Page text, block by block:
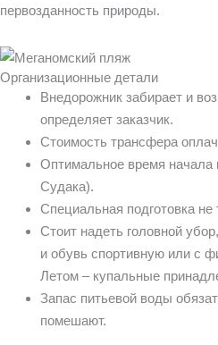
первозданность природы.
Организационные детали
Внедорожник забирает и
определяет заказчик.
Стоимость трансфера
Оптимальное время начала
Судака).
Специальная подготовка не
Стоит надеть головной
и обувь спортивную или с
Летом – купальные
Запас питьевой воды
помешают.